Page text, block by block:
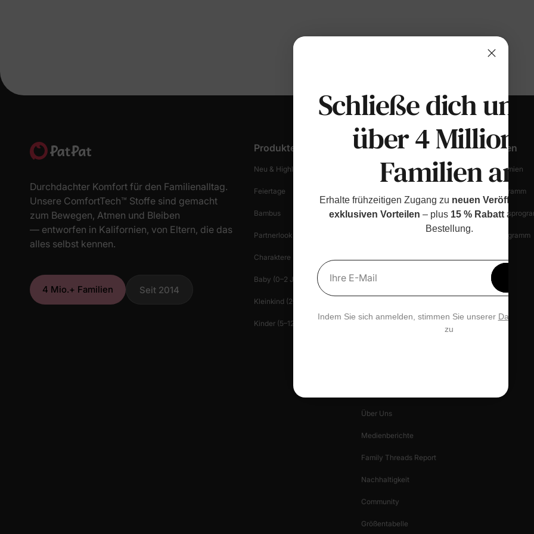
Durchdachter Komfort für den Familienalltag.
Unsere ComfortTech™ Stoffe sind gemacht
zum Bewegen, Atmen und Bleiben
— entworfen in Kalifornien, von Eltern, die das
alles selbst kennen.
4 Mio.+ Familien Seit 2014
Produkte
Neu & Highlights
Feiertage
Bambus
Partnerlook
Charaktere
Baby (0–2 J.)
Kleinkind (2–6 J.)
Kinder (5–12 J.)
Kundendienst
Bestellung Verfolgen
Rückgabe Starten
Hilfe-Center
Datenschutz Verwalten
Entdecken
Treue & Prämien
Partnerprogramm
Creator-Programm
Über Uns
Medienberichte
Family Threads Report
Nachhaltigkeit
Community
Größentabelle
Schließe dich
über 4 Millionen
Familien an
Erhalte frühzeitigen Zugang zu neuen
exklusiven Vorteilen – plus 15 % Rabatt auf
Bestellung.
Ihre E-Mail
Indem Sie sich anmelden, stimmen Sie unserer
zu